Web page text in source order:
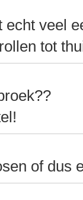
echt veel
tot
of dus